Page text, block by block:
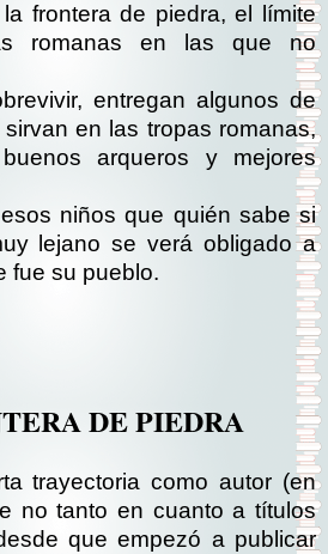
frontera de piedra, el límite
romanas en las que no
entregan algunos de
en las tropas romanas,
arqueros y mejores
niños que quién sabe si
lejano se verá obligado a
fue su pueblo.
DE PIEDRA
trayectoria como autor (en
no tanto en cuanto a títulos
que empezó a publicar